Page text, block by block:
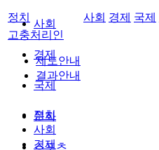
사회
경제
국제
문화
스포츠
정치 사회 경제 국제
고충처리인
제도안내
결과안내
정치
사회
경제